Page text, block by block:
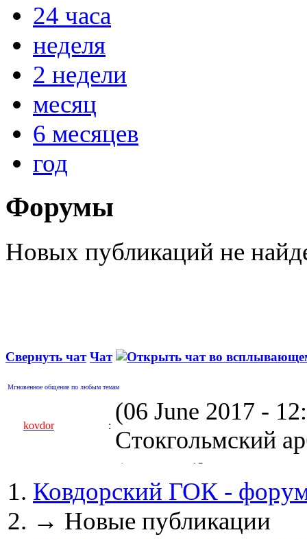
24 часа
неделя
2 недели
месяц
6 месяцев
год
Форумы
Новых публикаций не
Свернуть чат Чат
Мгновенное общение по любым темам
kovdor :
(06 June 2017 -
Стокгольмский
kovdor
(05 April 2017 -
пустили
(04 March 2017 -
Ковдорский ГОК -
→ Новые публикации